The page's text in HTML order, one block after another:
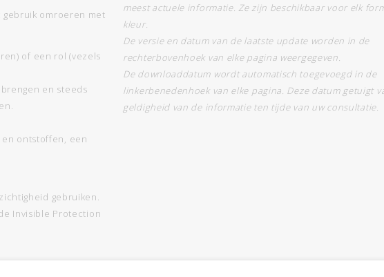
gebruik omroeren met
of een rol (vezels
en steeds
ontstoffen, een
gebruiken.
Invisible Protection
meest actuele informatie. Ze zijn beschikbaar voor elk
kleur.
De versie en datum van de laatste update worden in de
rechterbovenhoek van elke pagina weergegeven.
De downloaddatum wordt automatisch toegevoegd in de
linkerbenedenhoek van elke pagina. Deze datum getuigt
geldigheid van de informatie ten tijde van uw consultatie.